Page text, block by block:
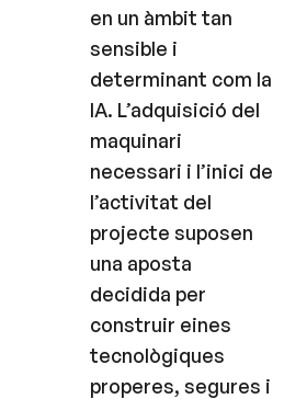
en un àmbit tan
sensible i
determinant com la
IA. L’adquisició del
maquinari
necessari i l’inici de
l’activitat del
projecte suposen
una aposta
decidida per
construir eines
tecnològiques
properes, segures i